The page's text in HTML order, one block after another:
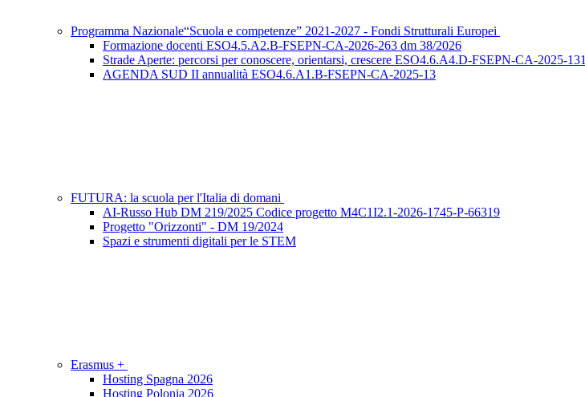
Programma Nazionale“Scuola e competenze” 2021-2027 - Fondi Strutturali Europei
Formazione docenti ESO4.5.A2.B-FSEPN-CA-2026-263 dm 38/2026
Strade Aperte: percorsi per conoscere, orientarsi, crescere ESO4.6.A4.D-FSEPN-CA-2025-131
AGENDA SUD II annualità ESO4.6.A1.B-FSEPN-CA-2025-13
FUTURA: la scuola per l'Italia di domani
AI-Russo Hub DM 219/2025 Codice progetto M4C1I2.1-2026-1745-P-66319
Progetto "Orizzonti" - DM 19/2024
Spazi e strumenti digitali per le STEM
Erasmus +
Hosting Spagna 2026
Hosting Polonia 2026